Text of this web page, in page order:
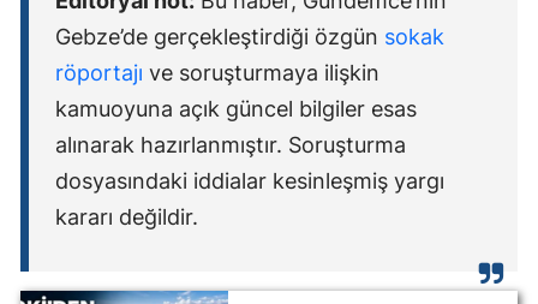
Gebze’de gerçekleştirdiği özgün sokak
röportajı ve soruşturmaya ilişkin
kamuoyuna açık güncel bilgiler esas
alınarak hazırlanmıştır. Soruşturma
dosyasındaki iddialar kesinleşmiş yargı
kararı değildir.